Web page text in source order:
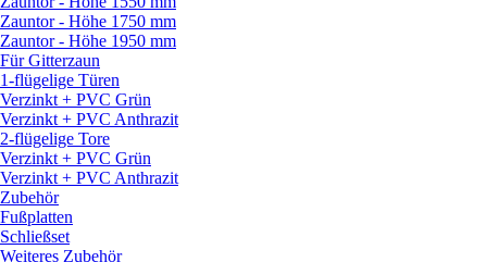
Zauntor - Höhe 1750 mm
Zauntor - Höhe 1950 mm
Für Gitterzaun
1-flügelige Türen
Verzinkt + PVC Grün
Verzinkt + PVC Anthrazit
2-flügelige Tore
Verzinkt + PVC Grün
Verzinkt + PVC Anthrazit
Zubehör
Fußplatten
Schließset
Weiteres Zubehör